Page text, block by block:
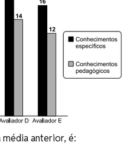
média anterior, é: